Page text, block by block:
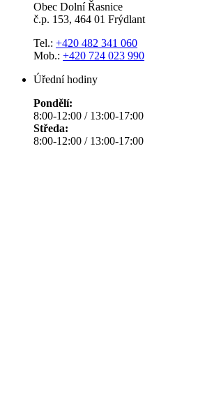
Obec Dolní Řasnice
č.p. 153, 464 01 Frýdlant
Tel.: +420 482 341 060
Mob.: +420 724 023 990
Úřední hodiny
Pondělí:
8:00-12:00 / 13:00-17:00
Středa:
8:00-12:00 / 13:00-17:00